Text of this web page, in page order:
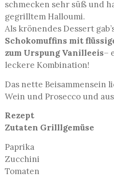
schmecken sehr süß und
gegrilltem Halloumi.
Als krönendes Dessert
Schokomuffins mit
zum Urspung Vanilleeis–
leckere Kombination!
Das nette Beisammensein
Wein und Prosecco und
Rezept
Zutaten Grilllgemüse
Paprika
Zucchini
Tomaten